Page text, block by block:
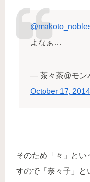
よなぁ…
— 茶々茶@モン
October 17, 2014
そのため「々」とい
すので「奈々子」と